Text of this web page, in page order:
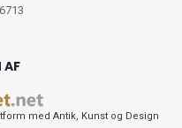
AF
med Antik, Kunst og Design